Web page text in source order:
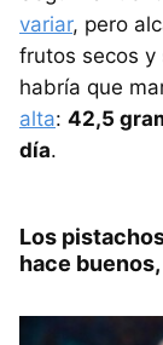
variar, pero
frutos secos y
habría que
alta: 42,5
día.
Los
hace